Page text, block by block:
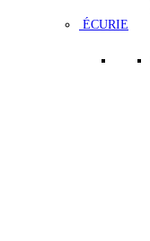
ÉCURIE